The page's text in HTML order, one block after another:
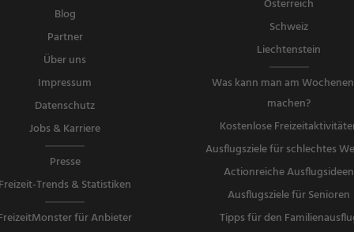
Blog
Partner
Über uns
Impressum
Datenschutz
Jobs & Karriere
Presse
Freizeit-Trends & Statistiken
für Anbieter
Österreich
Schweiz
Liechtenstein
Was kann man am
machen?
Kostenlose
Ausflugsziele für schlechtes
Actionreiche Ausflugsideen
Ausflugsziele für Senioren
Tipps für den